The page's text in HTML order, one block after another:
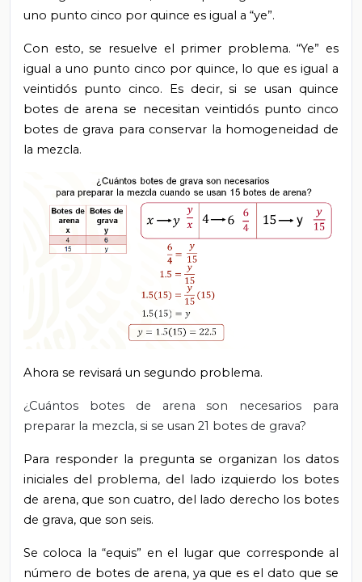
uno punto cinco por quince es igual a “ye”.
Con esto, se resuelve el primer problema. “Ye” es
igual a uno punto cinco por quince, lo que es igual a
veintidós punto cinco. Es decir, si se usan quince
botes de arena se necesitan veintidós punto cinco
botes de grava para conservar la homogeneidad de
la mezcla.
Ahora se revisará un segundo problema.
¿Cuántos botes de arena son necesarios para
preparar la mezcla, si se usan 21 botes de grava?
Para responder la pregunta se organizan los datos
iniciales del problema, del lado izquierdo los botes
de arena, que son cuatro, del lado derecho los botes
de grava, que son seis.
Se coloca la “equis” en el lugar que corresponde al
número de botes de arena, ya que es el dato que se